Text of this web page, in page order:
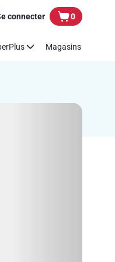
connecter 0
Magasins